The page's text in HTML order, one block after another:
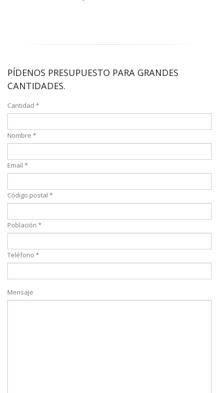
PÍDENOS PRESUPUESTO PARA GRANDES
CANTIDADES.
Cantidad *
Nombre *
Email *
Código postal *
Población *
Teléfono *
Mensaje